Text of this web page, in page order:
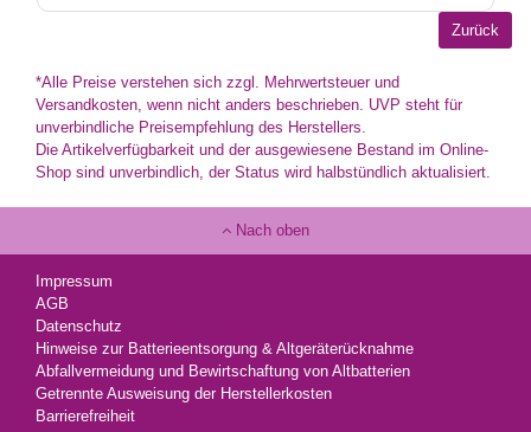
*Alle Preise verstehen sich zzgl. Mehrwertsteuer und
Versandkosten, wenn nicht anders beschrieben. UVP steht für
unverbindliche Preisempfehlung des Herstellers.
Die Artikelverfügbarkeit und der ausgewiesene Bestand im Online-
Shop sind unverbindlich, der Status wird halbstündlich aktualisiert.
Nach oben
Impressum
AGB
Datenschutz
Hinweise zur Batterieentsorgung & Altgeräterücknahme
Abfallvermeidung und Bewirtschaftung von Altbatterien
Getrennte Ausweisung der Herstellerkosten
Barrierefreiheit